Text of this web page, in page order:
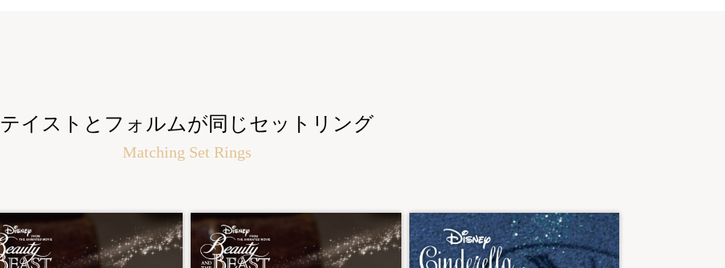
テイストとフォルムが同じセットリング
Matching Set Rings